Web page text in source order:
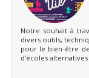
Notre souhait à
divers outils,
pour le bien-être
d’écoles alternatives